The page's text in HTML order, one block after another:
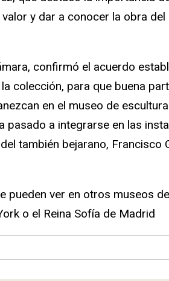
y dar a conocer la obra
confirmó el acuerdo
colección, para que buena
en el museo de
pasado a integrarse en las
también bejarano, Francisco
pueden ver en otros museos
o el Reina Sofía de Madrid